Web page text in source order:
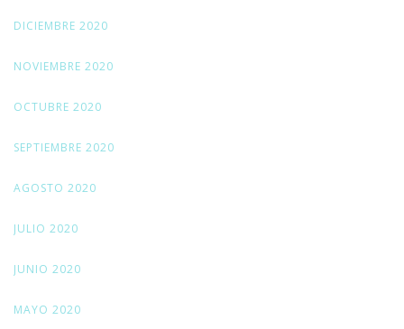
DICIEMBRE 2020
NOVIEMBRE 2020
OCTUBRE 2020
SEPTIEMBRE 2020
AGOSTO 2020
JULIO 2020
JUNIO 2020
MAYO 2020